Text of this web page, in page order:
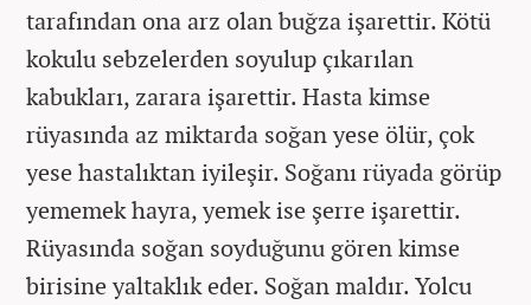
tarafından ona arz olan buğza işarettir. Kötü
kokulu sebzelerden soyulup çıkarılan
kabukları, zarara işarettir. Hasta kimse
rüyasında az miktarda soğan yese ölür, çok
yese hastalıktan iyileşir. Soğanı rüyada görüp
yememek hayra, yemek ise şerre işarettir.
Rüyasında soğan soyduğunu gören kimse
birisine yaltaklık eder. Soğan maldır. Yolcu